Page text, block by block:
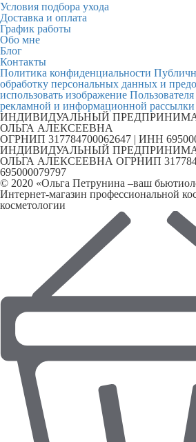
Условия подбора ухода
Доставка и оплата
График работы
Обо мне
Блог
Контакты
Политика конфиденциальности
обработку персональных данных и
использовать изображение Пользователя
рекламной и информационной рассылки
ИНДИВИДУАЛЬНЫЙ
ОЛЬГА АЛЕКСЕЕВНА
ОГРНИП 317784700062647 | ИНН
ИНДИВИДУАЛЬНЫЙ
ОЛЬГА АЛЕКСЕЕВНА ОГРНИП
695000079797
© 2020 «Ольга Петрунина –ваш
Интернет-магазин профессиональной
косметологии